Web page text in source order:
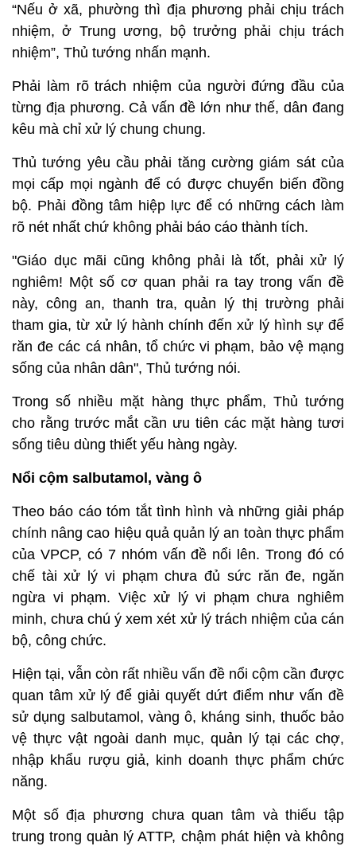
“Nếu ở xã, phường thì địa phương phải chịu trách
nhiệm, ở Trung ương, bộ trưởng phải chịu trách
nhiệm”, Thủ tướng nhấn mạnh.
Phải làm rõ trách nhiệm của người đứng đầu của
từng địa phương. Cả vấn đề lớn như thế, dân đang
kêu mà chỉ xử lý chung chung.
Thủ tướng yêu cầu phải tăng cường giám sát của
mọi cấp mọi ngành để có được chuyển biến đồng
bộ. Phải đồng tâm hiệp lực để có những cách làm
rõ nét nhất chứ không phải báo cáo thành tích.
"Giáo dục mãi cũng không phải là tốt, phải xử lý
nghiêm! Một số cơ quan phải ra tay trong vấn đề
này, công an, thanh tra, quản lý thị trường phải
tham gia, từ xử lý hành chính đến xử lý hình sự để
răn đe các cá nhân, tổ chức vi phạm, bảo vệ mạng
sống của nhân dân", Thủ tướng nói.
Trong số nhiều mặt hàng thực phẩm, Thủ tướng
cho rằng trước mắt cần ưu tiên các mặt hàng tươi
sống tiêu dùng thiết yếu hàng ngày.
Nổi cộm salbutamol, vàng ô
Theo báo cáo tóm tắt tình hình và những giải pháp
chính nâng cao hiệu quả quản lý an toàn thực phẩm
của VPCP, có 7 nhóm vấn đề nổi lên. Trong đó có
chế tài xử lý vi phạm chưa đủ sức răn đe, ngăn
ngừa vi phạm. Việc xử lý vi phạm chưa nghiêm
minh, chưa chú ý xem xét xử lý trách nhiệm của cán
bộ, công chức.
Hiện tại, vẫn còn rất nhiều vấn đề nổi cộm cần được
quan tâm xử lý để giải quyết dứt điểm như vấn đề
sử dụng salbutamol, vàng ô, kháng sinh, thuốc bảo
vệ thực vật ngoài danh mục, quản lý tại các chợ,
nhập khẩu rượu giả, kinh doanh thực phẩm chức
năng.
Một số địa phương chưa quan tâm và thiếu tập
trung trong quản lý ATTP, chậm phát hiện và không